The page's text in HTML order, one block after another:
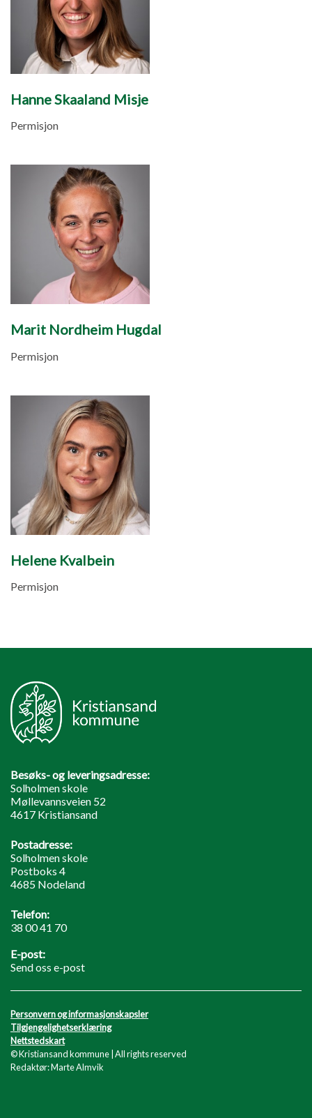
Hanne Skaaland Misje
Permisjon
Marit Nordheim Hugdal
Permisjon
Helene Kvalbein
Permisjon
Besøks- og leveringsadresse:
Solholmen skole
Møllevannsveien 52
4617 Kristiansand
Postadresse:
Solholmen skole
Postboks 4
4685 Nodeland
Telefon:
38 00 41 70
E-post:
Send oss e-post
Personvern og informasjonskapsler
Tilgjengelighetserklæring
Nettstedskart
© Kristiansand kommune | All rights reserved
Redaktør: Marte Almvik